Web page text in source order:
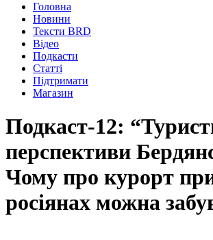
Головна
Новини
Тексти BRD
Відео
Подкасти
Статті
Підтримати
Магазин
Подкаст-12:
перспективи
Чому про курорт
росіянах можна